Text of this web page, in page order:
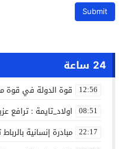
24 ساعة
12:56 قوة الدولة في قوة
08:51 اولاد_تايمة :
22:17 مبادرة إنسانية